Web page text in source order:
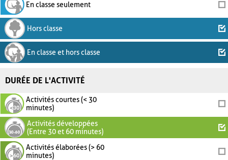
En classe seulement
Hors classe
En classe et hors classe
DURÉE DE L'ACTIVITÉ
Activités courtes (< 30
minutes)
Activités développées
(Entre 30 et 60 minutes)
Activités élaborées (> 60
minutes)